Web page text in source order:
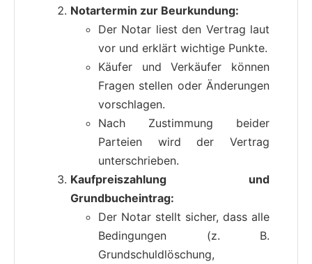
Notartermin zur Beurkundung:
Der Notar liest den Vertrag laut
vor und erklärt wichtige Punkte.
Käufer und Verkäufer können
Fragen stellen oder Änderungen
vorschlagen.
Nach Zustimmung beider
Parteien wird der Vertrag
unterschrieben.
Kaufpreiszahlung und
Grundbucheintrag:
Der Notar stellt sicher, dass alle
Bedingungen (z. B.
Grundschuldlöschung,